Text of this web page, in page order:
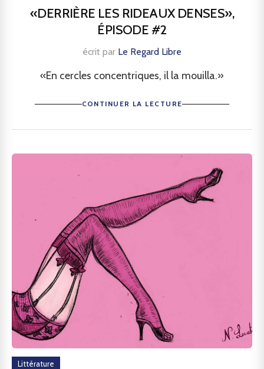
«DERRIÈRE LES RIDEAUX DENSES»,
ÉPISODE #2
écrit par Le Regard Libre
«En cercles concentriques, il la mouilla.»
CONTINUER LA LECTURE
Littérature